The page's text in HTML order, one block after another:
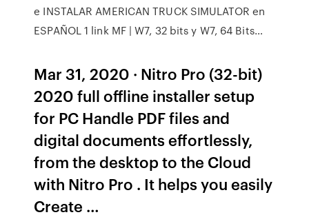
e INSTALAR AMERICAN TRUCK SIMULATOR en
ESPAÑOL 1 link MF | W7, 32 bits y W7, 64 Bits…
Mar 31, 2020 · Nitro Pro (32-bit)
2020 full offline installer setup
for PC Handle PDF files and
digital documents effortlessly,
from the desktop to the Cloud
with Nitro Pro . It helps you easily
Create …